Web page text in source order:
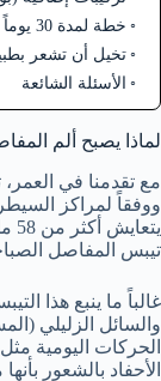
خطة لمدة 30 يوماً للتحرك براحة أكبر
تخيل أن تشعر
الأسئلة الشائعة
لماذا يصبح ألم
مع تقدمنا في
تيبس المفاصل
غالباً ما ينبع هذا
والسائل الزليلي
الحركات اليومية
الأحفاد بالشعور